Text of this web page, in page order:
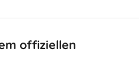
offiziellen